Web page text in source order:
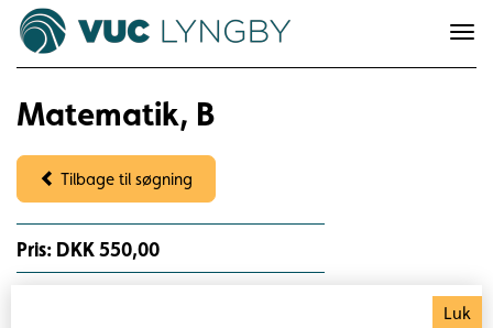
Matematik, B
Tilbage til søgning
Pris: DKK 550,00
Luk